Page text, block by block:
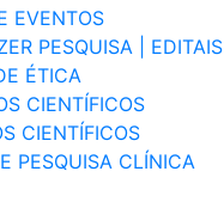
EVENTOS
PESQUISA | EDITAIS
ÉTICA
CIENTÍFICOS
CIENTÍFICOS
PESQUISA CLÍNICA